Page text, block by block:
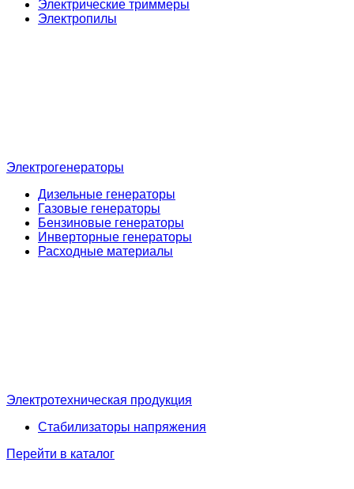
Электрические триммеры
Электропилы
Электрогенераторы
Дизельные генераторы
Газовые генераторы
Бензиновые генераторы
Инверторные генераторы
Расходные материалы
Электротехническая продукция
Стабилизаторы напряжения
Перейти в каталог